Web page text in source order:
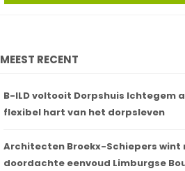
MEEST RECENT
B-ILD voltooit Dorpshuis Ichtegem
flexibel hart van het dorpsleven
Architecten Broekx-Schiepers wint
doordachte eenvoud Limburgse